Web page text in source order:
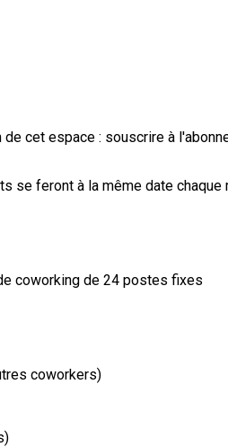
cet espace : souscrire à
se feront à la même date chaque
coworking de 24 postes fixes
coworkers)